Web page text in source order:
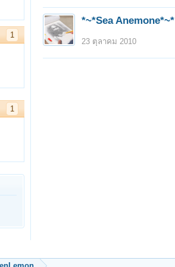
1
1
*~*Sea Anemone*~*
23 ตุลาคม 2010